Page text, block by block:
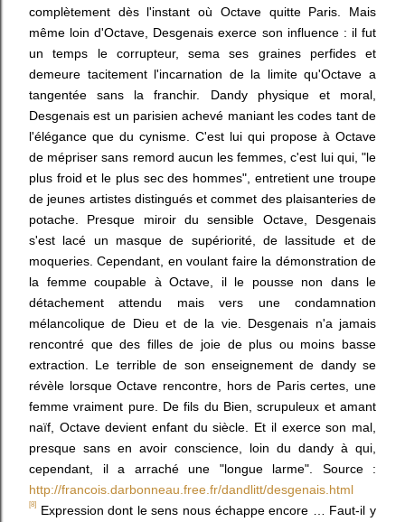
complètement dès l'instant où Octave quitte Paris. Mais
même loin d'Octave, Desgenais exerce son influence : il fut
un temps le corrupteur, sema ses graines perfides et
demeure tacitement l'incarnation de la limite qu'Octave a
tangentée sans la franchir. Dandy physique et moral,
Desgenais est un parisien achevé maniant les codes tant de
l'élégance que du cynisme. C'est lui qui propose à Octave
de mépriser sans remord aucun les femmes, c'est lui qui, "le
plus froid et le plus sec des hommes", entretient une troupe
de jeunes artistes distingués et commet des plaisanteries de
potache. Presque miroir du sensible Octave, Desgenais
s'est lacé un masque de supériorité, de lassitude et de
moqueries. Cependant, en voulant faire la démonstration de
la femme coupable à Octave, il le pousse non dans le
détachement attendu mais vers une condamnation
mélancolique de Dieu et de la vie. Desgenais n'a jamais
rencontré que des filles de joie de plus ou moins basse
extraction. Le terrible de son enseignement de dandy se
révèle lorsque Octave rencontre, hors de Paris certes, une
femme vraiment pure. De fils du Bien, scrupuleux et amant
naïf, Octave devient enfant du siècle. Et il exerce son mal,
presque sans en avoir conscience, loin du dandy à qui,
cependant, il a arraché une "longue larme". Source :
http://francois.darbonneau.free.fr/dandlitt/desgenais.html
[8]
Expression dont le sens nous échappe encore … Faut-il y